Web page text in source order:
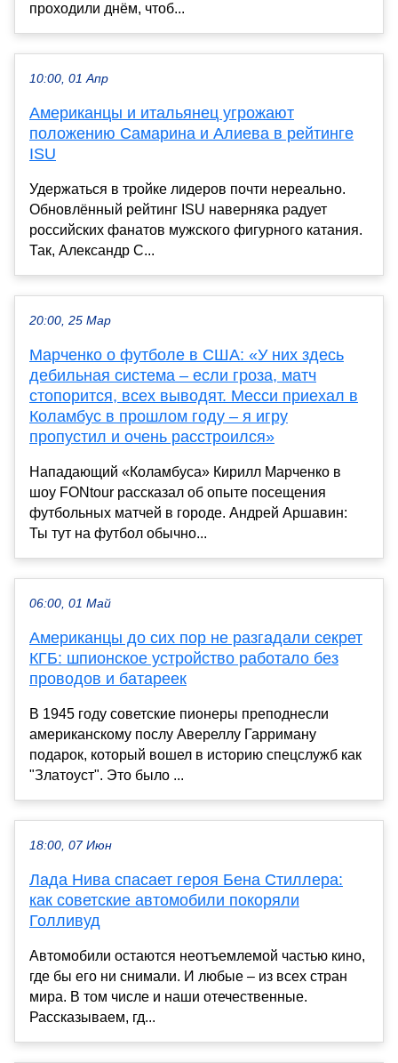
проходили днём, чтоб...
10:00, 01 Апр
Американцы и итальянец угрожают
положению Самарина и Алиева в рейтинге
ISU
Удержаться в тройке лидеров почти нереально.
Обновлённый рейтинг ISU наверняка радует
российских фанатов мужского фигурного катания.
Так, Александр С...
20:00, 25 Мар
Марченко о футболе в США: «У них здесь
дебильная система – если гроза, матч
стопорится, всех выводят. Месси приехал в
Коламбус в прошлом году – я игру
пропустил и очень расстроился»
Нападающий «Коламбуса» Кирилл Марченко в
шоу FONtour рассказал об опыте посещения
футбольных матчей в городе. Андрей Аршавин:
Ты тут на футбол обычно...
06:00, 01 Май
Американцы до сих пор не разгадали секрет
КГБ: шпионское устройство работало без
проводов и батареек
В 1945 году советские пионеры преподнесли
американскому послу Авереллу Гарриману
подарок, который вошел в историю спецслужб как
"Златоуст". Это было ...
18:00, 07 Июн
Лада Нива спасает героя Бена Стиллера:
как советские автомобили покоряли
Голливуд
Автомобили остаются неотъемлемой частью кино,
где бы его ни снимали. И любые – из всех стран
мира. В том числе и наши отечественные.
Рассказываем, гд...